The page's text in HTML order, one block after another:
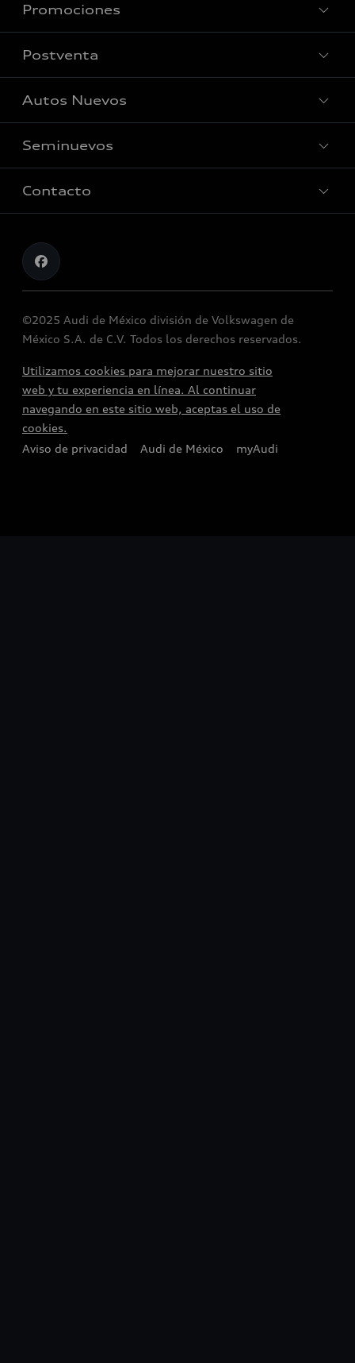
Conócenos
Promociones
Nuestras Promociones
Postventa
Audi Aftersales
Autos Nuevos
Quiero un Audi nuevo
Seminuevos
Audi Certified :plus
Contacto
Contáctanos
Citas de servicio
©2025 Audi de México división de Volkswagen de
México S.A. de C.V. Todos los derechos reservados.
Utilizamos cookies para mejorar nuestro sitio
web y tu experiencia en línea. Al continuar
navegando en este sitio web, aceptas el uso de
cookies.
Aviso de privacidad
Audi de México myAudi